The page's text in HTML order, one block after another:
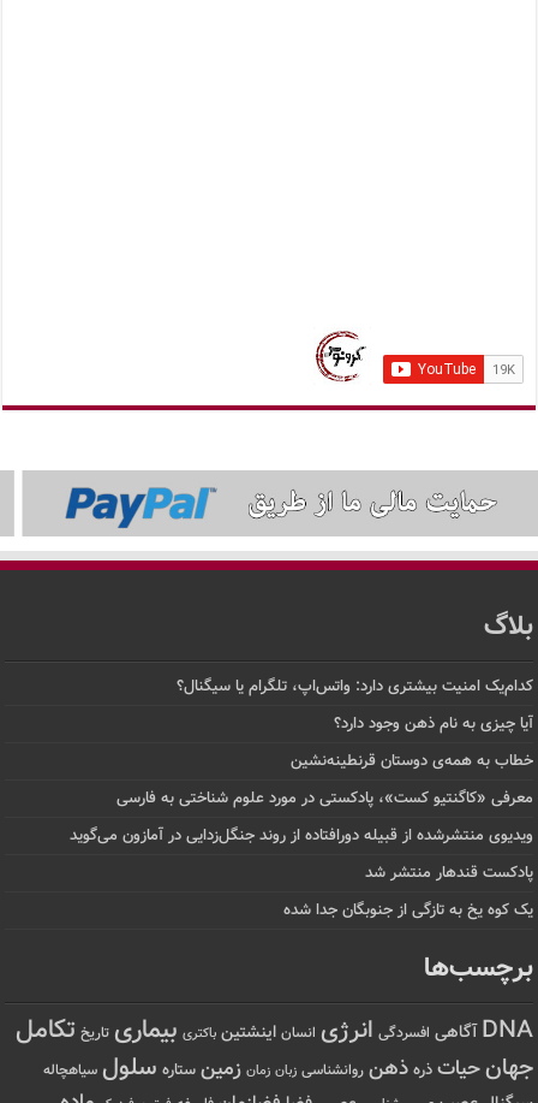
بلاگ
کدام‌یک امنیت بیشتری دارد: واتس‌اپ، تلگرام یا سیگنال؟
آیا چیزی به نام ذهن وجود دارد؟
خطاب به همه‌ی دوستان قرنطینه‌نشین
معرفی «کاگنتیو کست»، پادکستی در مورد علوم شناختی به فارسی
ویدیوی منتشرشده از قبیله دورافتاده‌ از روند جنگل‌زدایی در آمازون می‌گوید
پادکست قندهار منتشر شد
یک کوه یخ به تازگی از جنوبگان جدا شده
برچسب‌ها
DNA آگاهی افسردگی انرژی انسان اینشتین باکتری بیماری تاریخ تکامل
جهانحیات ذره ذهن روانشناسی زبان زمان زمین ستاره سلول سیاهچاله